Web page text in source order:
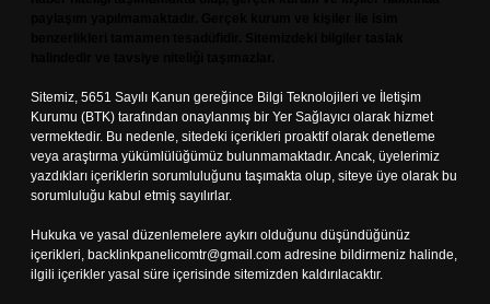
Sitemiz, 5651 Sayılı Kanun gereğince Bilgi Teknolojileri ve İletişim
Kurumu (BTK) tarafından onaylanmış bir Yer Sağlayıcı olarak hizmet
vermektedir. Bu nedenle, sitedeki içerikleri proaktif olarak denetleme
veya araştırma yükümlülüğümüz bulunmamaktadır. Ancak, üyelerimiz
yazdıkları içeriklerin sorumluluğunu taşımakta olup, siteye üye olarak bu
sorumluluğu kabul etmiş sayılırlar.
Hukuka ve yasal düzenlemelere aykırı olduğunu düşündüğünüz
içerikleri, backlinkpanelicomtr@gmail.com adresine bildirmeniz halinde,
ilgili içerikler yasal süre içerisinde sitemizden kaldırılacaktır.